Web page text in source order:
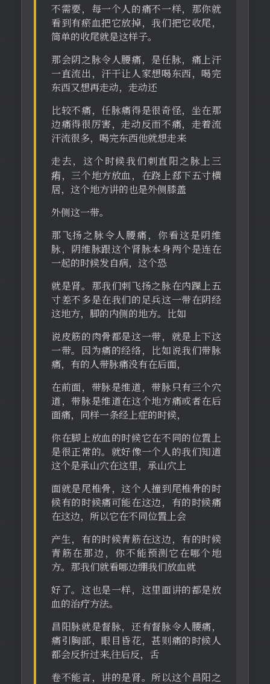
不需要，每一个人的痛不一样，那你就
看到有瘀血把它放掉，我们把它收尾，
简单的收尾就是这样子。
那会阴之脉令人腰痛，是任脉，痛上汗
一直流出，汗干让人家想喝东西，喝完
东西又想再走动，走动还
比较不痛，任脉痛得是很奇怪，坐在那
边痛得很厉害，走动反而不痛，走着流
汗流很多，喝完东西他就想走来
走去，这个时候我们刺直阳之脉上三
痏，三个地方放血，在跷上郄下五寸横
居，这个地方讲的也是外侧膝盖
外侧这一带。
那飞扬之脉令人腰痛，你看这是阴维
脉，阴维脉跟这个肾脉本身两个是连在
一起的时候发自病，这个恐
就是肾。那我们刺飞扬之脉在内踝上五
寸差不多是在我们的足兵这一带在阴经
这地方，脚的内侧的地方。比如
说皮筋的肉骨都是这一带，就是上下这
一带。因为痛的经络，比如说我们带脉
痛，有的人带脉痛没有在后面，
在前面，带脉是维道，带脉只有三个穴
道，带脉是维道在这个地方痛或者在后
面痛，同样一条经上症的时候，
你在脚上放血的时候它在不同的位置上
是很正常的。就好像一个人的我们知道
这个是承山穴在这里，承山穴上
面就是尾椎骨，这个人撞到尾椎骨的时
候有的时候痛可能在这边，有的时候痛
在这边，所以它在不同位置上会
产生，有的时候青筋在这边，有的时候
青筋在那边，你不能预测它在哪个地
方。那我们就看哪边绷我们放血就
好了。这也是一样，这里面讲的都是放
血的治疗方法。
昌阳脉就是督脉，还有督脉令人腰痛，
痛引胸部，眼目昏花，甚则痛的时候人
都会反折过来,往后反，舌
卷不能言，讲的是肾。所以这个昌阳之